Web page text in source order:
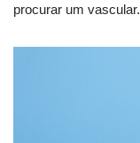
procurar um vascular.